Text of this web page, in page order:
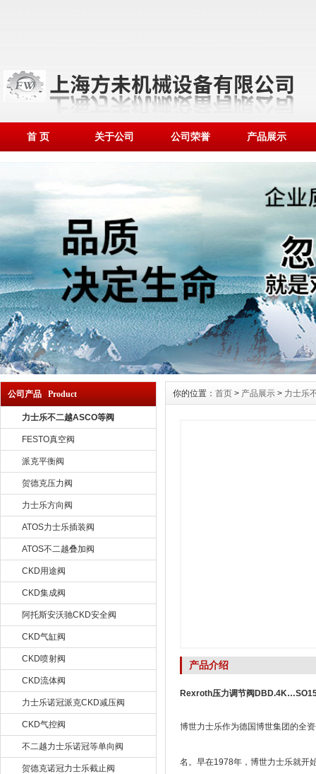
首 页 关于公司 公司荣誉 产品展示
公司产品 Product
力士乐不二越ASCO等阀
FESTO真空阀
派克平衡阀
贺德克压力阀
力士乐方向阀
ATOS力士乐插装阀
ATOS不二越叠加阀
CKD用途阀
CKD集成阀
阿托斯安沃驰CKD安全阀
CKD气缸阀
CKD喷射阀
CKD流体阀
力士乐诺冠派克CKD减压阀
CKD气控阀
不二越力士乐诺冠等单向阀
贺德克诺冠力士乐截止阀
你的位置： 首页 > 产品展示 > 力士乐
产品介绍
Rexroth压力调节阀
博世力士乐作为德国博世集团的全
名。早在1978年，博世力士乐就开